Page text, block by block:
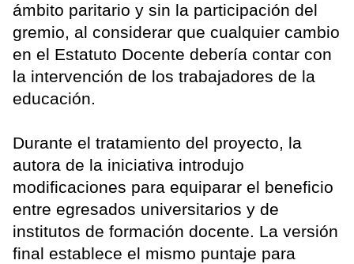
ámbito paritario y sin la participación del
gremio, al considerar que cualquier cambio
en el Estatuto Docente debería contar con
la intervención de los trabajadores de la
educación.
Durante el tratamiento del proyecto, la
autora de la iniciativa introdujo
modificaciones para equiparar el beneficio
entre egresados universitarios y de
institutos de formación docente. La versión
final establece el mismo puntaje para